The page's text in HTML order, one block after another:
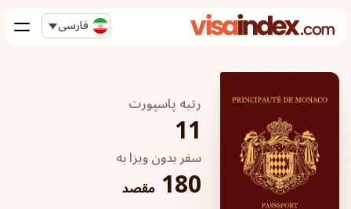
فارسی
رتبه پاسپورت
11
سفر بدون ویزا به
180 مقصد